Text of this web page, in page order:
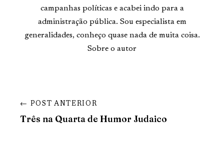
campanhas políticas e acabei indo para a
administração pública. Sou especialista em
generalidades, conheço quase nada de muita coisa.
Sobre o autor
← POST ANTERIOR
Três na Quarta de Humor Judaico